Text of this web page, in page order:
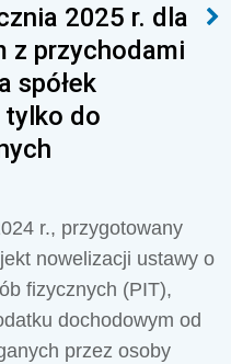
2025 r. dla
z przychodami
spółek
do
r., przygotowany
nowelizacji ustawy o
fizycznych (PIT),
dochodowym od
przez osoby